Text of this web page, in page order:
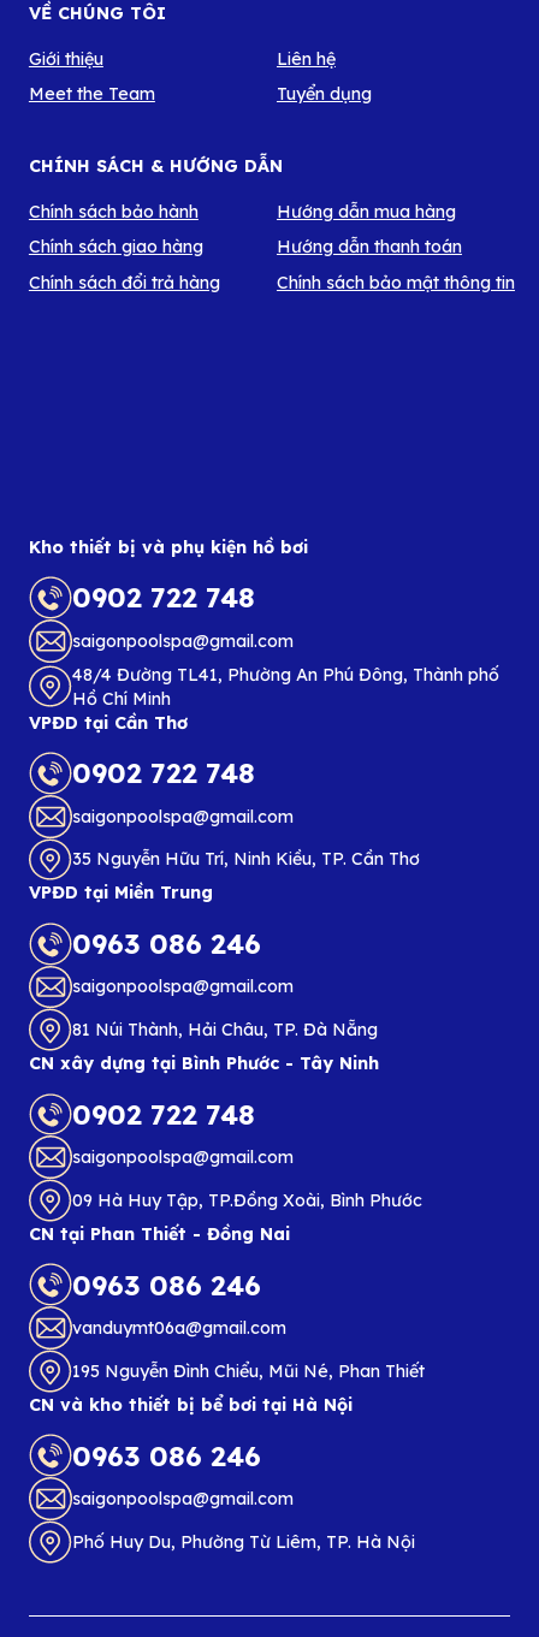
VỀ CHÚNG TÔI
Giới thiệu
Meet the Team
Liên hệ
Tuyển dụng
CHÍNH SÁCH & HƯỚNG DẪN
Chính sách bảo hành
Chính sách giao hàng
Chính sách đổi trả hàng
Hướng dẫn mua hàng
Hướng dẫn thanh toán
Chính sách bảo mật thông tin
Kho thiết bị và phụ kiện hồ bơi
0902 722 748
saigonpoolspa@gmail.com
48/4 Đường TL41, Phường An Phú Đông, Thành phố
Hồ Chí Minh
VPĐD tại Cần Thơ
0902 722 748
saigonpoolspa@gmail.com
35 Nguyễn Hữu Trí, Ninh Kiều, TP. Cần Thơ
VPĐD tại Miền Trung
0963 086 246
saigonpoolspa@gmail.com
81 Núi Thành, Hải Châu, TP. Đà Nẵng
CN xây dựng tại Bình Phước - Tây Ninh
0902 722 748
saigonpoolspa@gmail.com
09 Hà Huy Tập, TP.Đồng Xoài, Bình Phước
CN tại Phan Thiết - Đồng Nai
0963 086 246
vanduymt06a@gmail.com
195 Nguyễn Đình Chiểu, Mũi Né, Phan Thiết
CN và kho thiết bị bể bơi tại Hà Nội
0963 086 246
saigonpoolspa@gmail.com
Phố Huy Du, Phường Từ Liêm, TP. Hà Nội